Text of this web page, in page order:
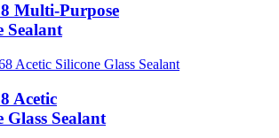
Multi-Purpose
Sealant
Acetic
Glass Sealant